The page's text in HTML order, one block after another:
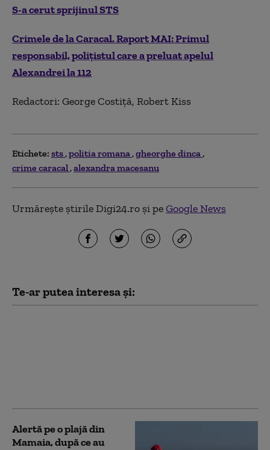
S-a cerut sprijinul STS
Crimele de la Caracal. Raport MAI: Primul
responsabil, polițistul care a preluat apelul
Alexandrei la 112
Redactori: George Costiță, Robert Kiss
Etichete: sts politia romana gheorghe dinca
crime caracal alexandra macesanu
Urmărește știrile Digi24.ro și peGoogle News
Te-ar putea interesa și:
Alertă pe o plajă din
Mamaia, după ce au